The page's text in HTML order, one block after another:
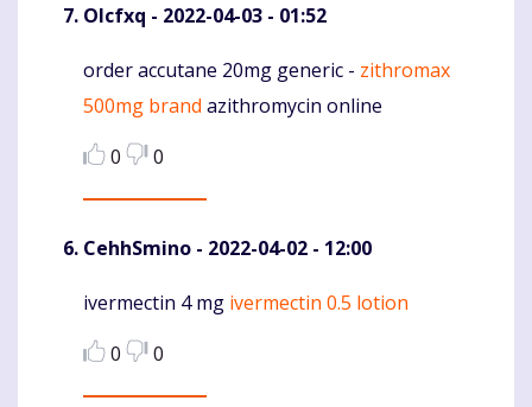
Olcfxq - 2022-04-03 - 01:52
Komentaras
order accutane 20mg generic - zithromax
500mg brand azithromycin online
0
0
CehhSmino - 2022-04-02 - 12:00
Komentaras
ivermectin 4 mg ivermectin 0.5 lotion
0
0